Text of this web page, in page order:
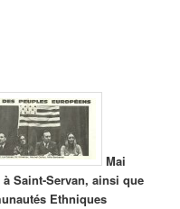
Mai
Saint-Servan, ainsi que
Ethniques